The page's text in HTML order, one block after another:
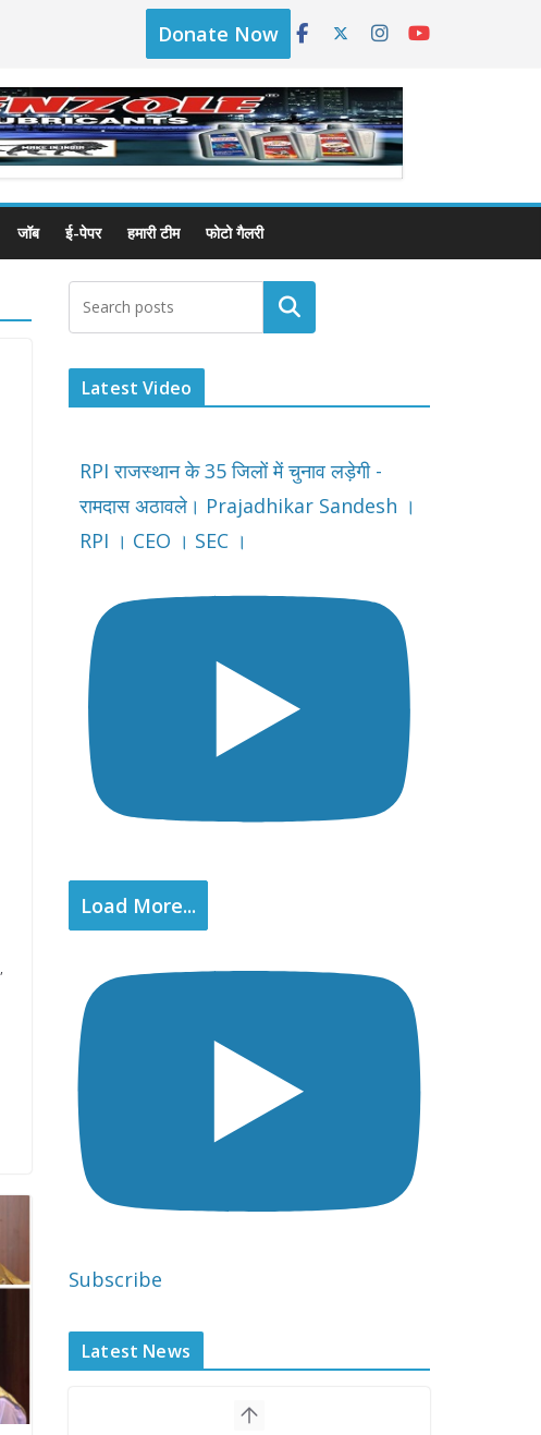
Donate Now
जॉब ई-पेपर हमारी टीम फोटो गैलरी
,
Latest Video
RPI राजस्थान के 35 जिलों में चुनाव लड़ेगी -
रामदास अठावले। Prajadhikar Sandesh ।
RPI । CEO । SEC ।
Load More...
Subscribe
Latest News